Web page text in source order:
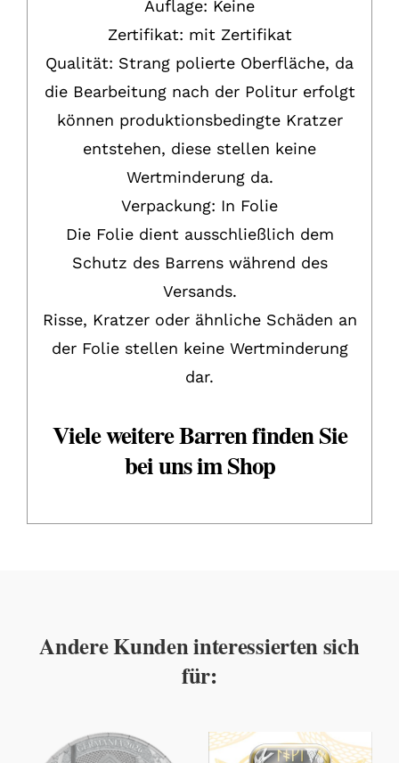
Auflage: Keine
Zertifikat: mit Zertifikat
Qualität: Strang polierte Oberfläche, da
die Bearbeitung nach der Politur erfolgt
können produktionsbedingte Kratzer
entstehen, diese stellen keine
Wertminderung da.
Verpackung: In Folie
Die Folie dient ausschließlich dem
Schutz des Barrens während des
Versands.
Risse, Kratzer oder ähnliche Schäden an
der Folie stellen keine Wertminderung
dar.
Viele weitere Barren finden Sie
bei uns im Shop
Andere Kunden interessierten sich
für: